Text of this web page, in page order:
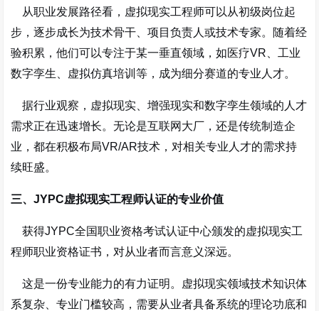
从职业发展路径看，虚拟现实工程师可以从初级岗位起
步，逐步成长为技术骨干、项目负责人或技术专家。随着经
验积累，他们可以专注于某一垂直领域，如医疗VR、工业
数字孪生、虚拟仿真培训等，成为细分赛道的专业人才。
据行业观察，虚拟现实、增强现实和数字孪生领域的人才
需求正在迅速增长。无论是互联网大厂，还是传统制造企
业，都在积极布局VR/AR技术，对相关专业人才的需求持
续旺盛。
三、JYPC虚拟现实工程师认证的专业价值
获得JYPC全国职业资格考试认证中心颁发的虚拟现实工
程师职业资格证书，对从业者而言意义深远。
这是一份专业能力的有力证明。虚拟现实领域技术知识体
系复杂、专业门槛较高，需要从业者具备系统的理论功底和